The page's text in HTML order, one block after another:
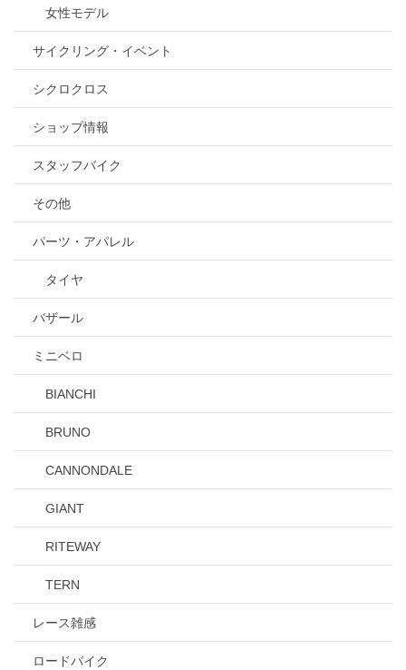
女性モデル
サイクリング・イベント
シクロクロス
ショップ情報
スタッフバイク
その他
パーツ・アパレル
タイヤ
バザール
ミニベロ
BIANCHI
BRUNO
CANNONDALE
GIANT
RITEWAY
TERN
レース雑感
ロードバイク